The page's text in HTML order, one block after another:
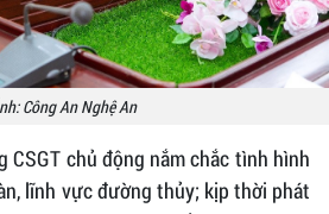
Công An Nghệ An
CSGT chủ động nắm chắc tình hình
lĩnh vực đường thủy; kịp thời phát